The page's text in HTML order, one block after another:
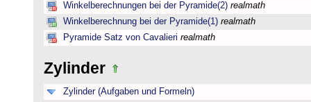
Winkelberechnungen bei der Pyramide(2) realmath
Winkelberechnung bei der Pyramide(1) realmath
Pyramide Satz von Cavalieri realmath
Zylinder
Zylinder (Aufgaben und Formeln)